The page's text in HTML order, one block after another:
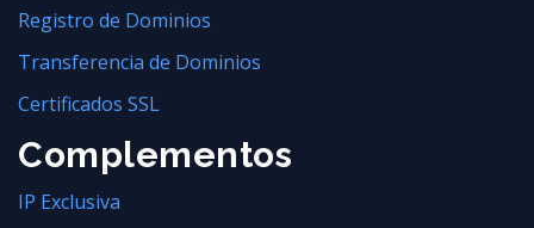
Registro de Dominios
Transferencia de Dominios
Certificados SSL
Complementos
IP Exclusiva